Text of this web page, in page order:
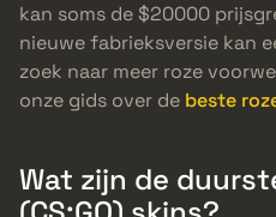
kan soms de $20000
nieuwe fabrieksversie kan
zoek naar meer roze
onze gids over de beste
Wat zijn de